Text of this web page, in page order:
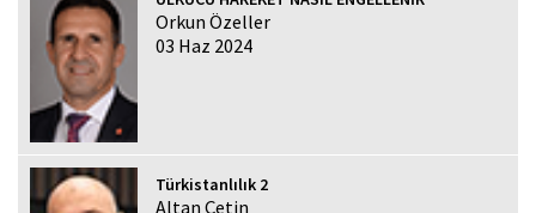
Orkun Özeller
03 Haz 2024
Türkistanlılık 2
Altan Çetin